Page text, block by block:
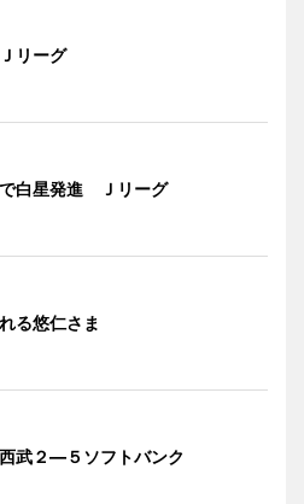
リーグ
白星発進 Ｊリーグ
る悠仁さま
武２―５ソフトバンク